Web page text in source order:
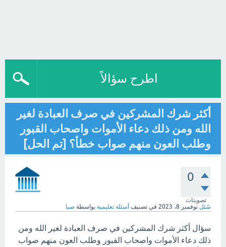
اطرح سؤالاً
أكثر شرك المشركين في صرف العبادة لغير
الله ومن ذلك دعاء الأموات واصحاب القبور
وطلب العون منهم صواب خطأ؟ [تم الحل]
0
تصويتات
سُئل نوفمبر 8، 2023 في تصنيف أسئلة تعليمية بواسطة صبا
سؤال أكثر شرك المشركين في صرف العبادة لغير الله ومن
ذلك دعاء الأموات واصحاب القبور وطلب العون منهم صواب